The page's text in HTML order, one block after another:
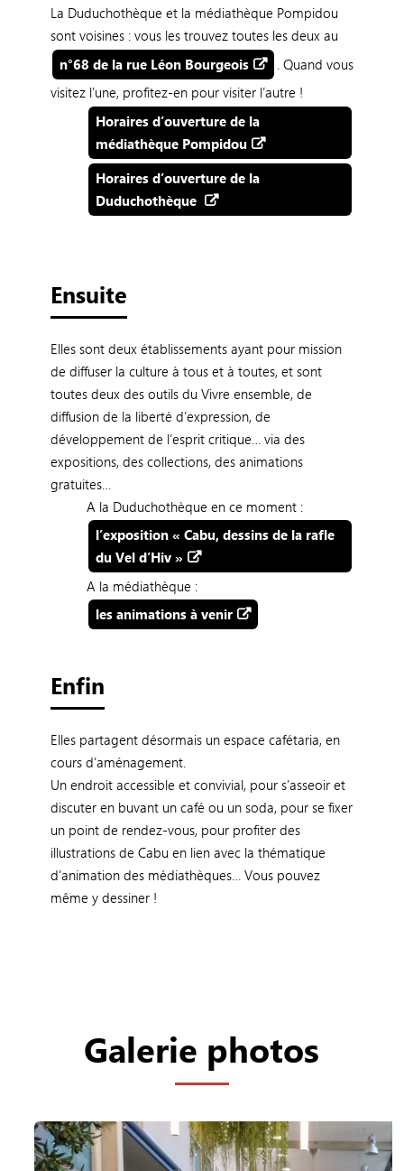
La Duduchothèque et la médiathèque Pompidou
sont voisines : vous les trouvez toutes les deux au
n°68 de la rue Léon Bourgeois
. Quand vous
visitez l’une, profitez-en pour visiter l’autre !
Horaires d’ouverture de la
médiathèque Pompidou
Horaires d’ouverture de la
Duduchothèque
Ensuite
Elles sont deux établissements ayant pour mission
de diffuser la culture à tous et à toutes, et sont
toutes deux des outils du Vivre ensemble, de
diffusion de la liberté d’expression, de
développement de l’esprit critique… via des
expositions, des collections, des animations
gratuites…
A la Duduchothèque en ce moment :
l’exposition « Cabu, dessins de la rafle
du Vel d’Hiv »
A la médiathèque :
les animations à venir
Enfin
Elles partagent désormais un espace cafétaria, en
cours d’aménagement.
Un endroit accessible et convivial, pour s’asseoir et
discuter en buvant un café ou un soda, pour se fixer
un point de rendez-vous, pour profiter des
illustrations de Cabu en lien avec la thématique
d’animation des médiathèques… Vous pouvez
même y dessiner !
Galerie photos